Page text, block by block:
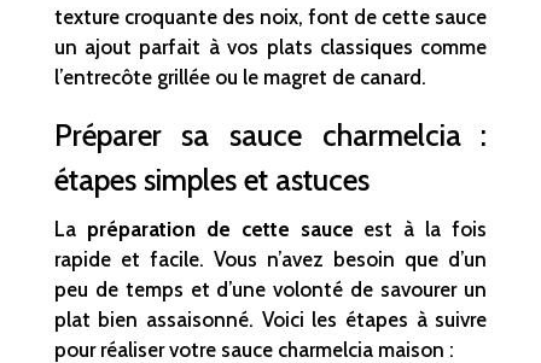
texture croquante des noix, font de cette sauce
un ajout parfait à vos plats classiques comme
l’entrecôte grillée ou le magret de canard.
Préparer sa sauce charmelcia :
étapes simples et astuces
La préparation de cette sauce est à la fois
rapide et facile. Vous n’avez besoin que d’un
peu de temps et d’une volonté de savourer un
plat bien assaisonné. Voici les étapes à suivre
pour réaliser votre sauce charmelcia maison :